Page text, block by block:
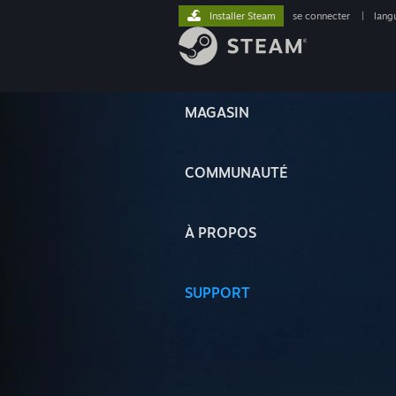
MAGASIN
COMMUNAUTÉ
À PROPOS
SUPPORT
Installer Steam se connecter